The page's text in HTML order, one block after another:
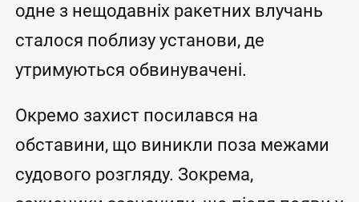
одне з нещодавніх ракетних влучань
сталося поблизу установи, де
утримуються обвинувачені.
Окремо захист посилався на
обставини, що виникли поза межами
судового розгляду. Зокрема,